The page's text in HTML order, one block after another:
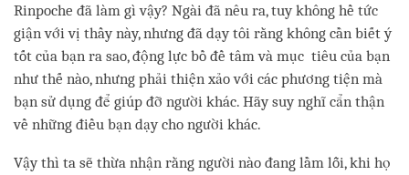
Rinpoche đã làm gì vậy? Ngài đã nêu ra, tuy không hề tức
giận với vị thầy này, nhưng đã dạy tôi rằng không cần biết ý
tốt của bạn ra sao, động lực bồ đề tâm và mục tiêu của bạn
như thế nào, nhưng phải thiện xảo với các phương tiện mà
bạn sử dụng để giúp đỡ người khác. Hãy suy nghĩ cẩn thận
về những điều bạn dạy cho người khác.
Vậy thì ta sẽ thừa nhận rằng người nào đang lầm lỗi, khi họ